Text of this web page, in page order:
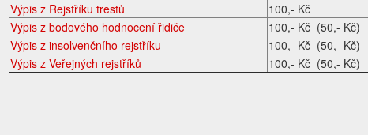
Výpis z Rejstříku trestů
100,- Kč
Výpis z bodového hodnocení řidiče
100,- Kč (50,- Kč)
Výpis z insolvenčního rejstříku
100,- Kč (50,- Kč)
Výpis z Veřejných rejstříků
100,- Kč (50,- Kč)